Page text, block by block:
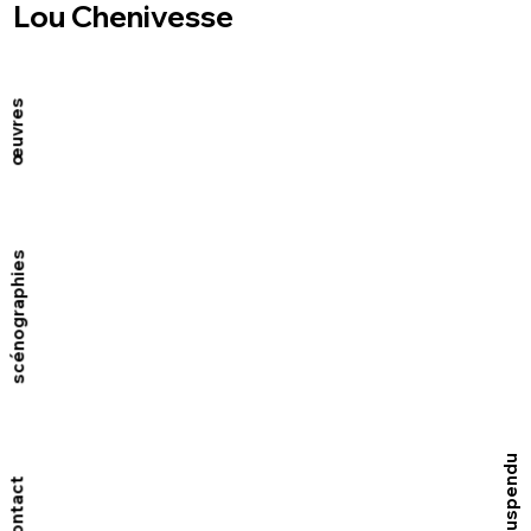
Lou Chenivesse
scénographies
œuvres